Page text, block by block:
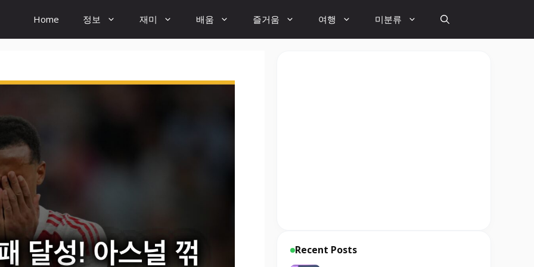
Home 정보 재미 배움 즐거움 여행 미분류
Recent Posts